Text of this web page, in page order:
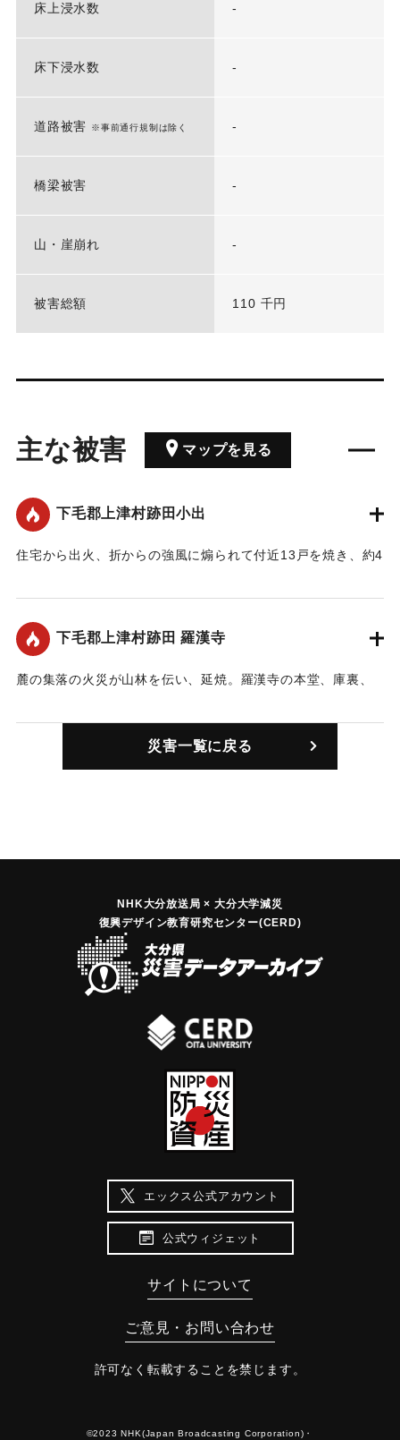
床上浸水数 -
床下浸水数 -
道路被害 ※事前通行規制は除く -
橋梁被害 -
山・崖崩れ -
被害総額 110 千円
主な被害 マップを見る
下毛郡上津村跡田小出
住宅から出火、折からの強風に煽られて付近13戸を焼き、約4
た。堆肥置場から発火したものらしい。出火とともに上津
村、東耶馬渓村の両警防団が出動して消火に努めた。
【出典：大分合同新聞 1943年1月31日付朝刊1面/2月1日付朝
刊3面】
下毛郡上津村跡田 羅漢寺
麓の集落の火災が山林を伝い、延焼。羅漢寺の本堂、庫裏、
円、そのほか1万円で、牛1頭が焼死した。焼失した寺宝の主
なものは閻浮提金観音像、禅海自筆の遺品や古書など多数あ
り惜しまれている。なお、隣保班婦人モンペ部隊の活動めざ
災害一覧に戻る
NHK大分放送局 × 大分大学減災
復興デザイン教育研究センター(CERD)
エックス公式アカウント
公式ウィジェット
サイトについて
ご意見・お問い合わせ
許可なく転載することを禁じます。
©2023 NHK(Japan Broadcasting Corporation)・